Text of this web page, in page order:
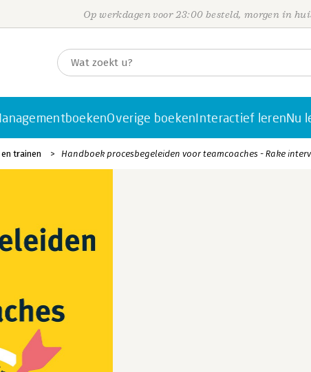
Op werkdagen voor 23:00 besteld, morgen in
Overige boekenInteractief lerenNu
trainen Handboek procesbegeleiden voor teamcoaches - Rake